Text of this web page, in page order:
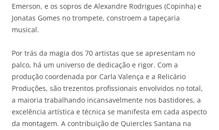
Emerson, e os sopros de Alexandre Rodrigues (Copinha) e
Jonatas Gomes no trompete, constroem a tapeçaria
musical.
Por trás da magia dos 70 artistas que se apresentam no
palco, há um universo de dedicação e rigor. Com a
produção coordenada por Carla Valença e a Relicário
Produções, são trezentos profissionais envolvidos no total,
a maioria trabalhando incansavelmente nos bastidores, a
excelência artística e técnica se manifesta em cada aspecto
da montagem. A contribuição de Quiercles Santana na